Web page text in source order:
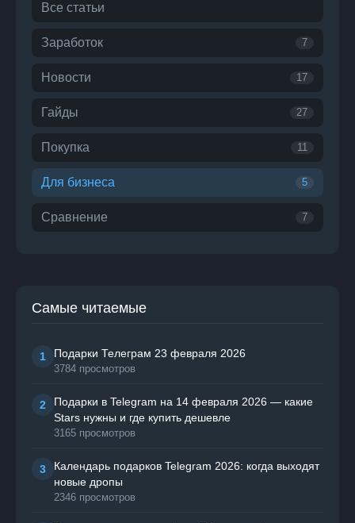
Все статьи
Заработок 7
Новости 17
Гайды 27
Покупка 11
Для бизнеса 5
Сравнение 7
Самые читаемые
1 Подарки Телеграм 23 февраля 2026
3784 просмотров
2
Подарки в Telegram на 14 февраля 2026 — какие
Stars нужны и где купить дешевле
3165 просмотров
3
Календарь подарков Telegram 2026: когда выходят
новые дропы
2346 просмотров